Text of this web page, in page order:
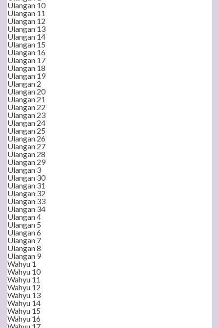
Ulangan 10
Ulangan 11
Ulangan 12
Ulangan 13
Ulangan 14
Ulangan 15
Ulangan 16
Ulangan 17
Ulangan 18
Ulangan 19
Ulangan 2
Ulangan 20
Ulangan 21
Ulangan 22
Ulangan 23
Ulangan 24
Ulangan 25
Ulangan 26
Ulangan 27
Ulangan 28
Ulangan 29
Ulangan 3
Ulangan 30
Ulangan 31
Ulangan 32
Ulangan 33
Ulangan 34
Ulangan 4
Ulangan 5
Ulangan 6
Ulangan 7
Ulangan 8
Ulangan 9
Wahyu 1
Wahyu 10
Wahyu 11
Wahyu 12
Wahyu 13
Wahyu 14
Wahyu 15
Wahyu 16